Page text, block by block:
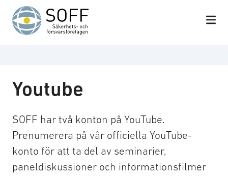
Hoppa till innehåll
Youtube
SOFF har två konton på YouTube.
Prenumerera på vår officiella YouTube-
konto för att ta del av seminarier,
paneldiskussioner och informationsfilmer